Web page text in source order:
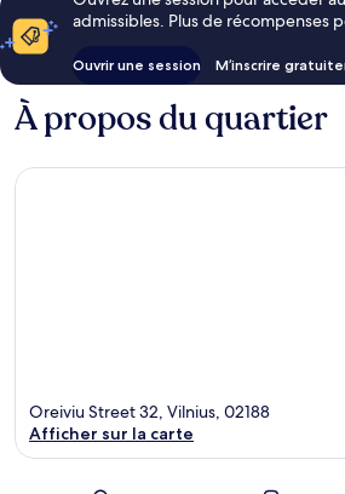
admissibles. Plus de récompenses
Ouvrir une session M’inscrire
À propos du quartier
Oreiviu Street 32, Vilnius, 02188
Afficher sur la carte